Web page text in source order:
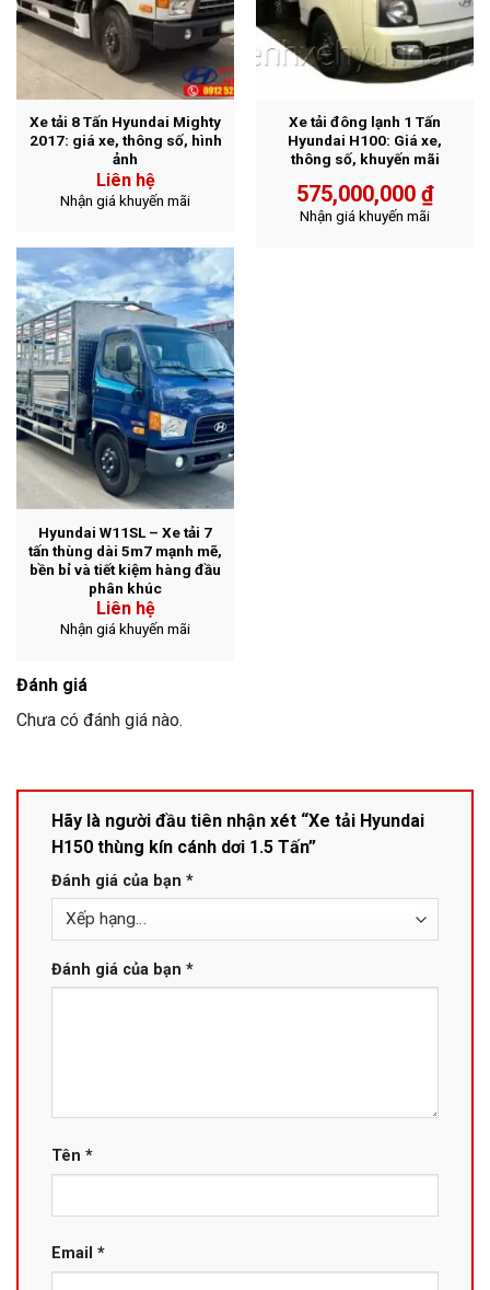
Xe tải 8 Tấn Hyundai Mighty
2017: giá xe, thông số, hình
ảnh
Liên hệ
Nhận giá khuyến mãi
Xe tải đông lạnh 1 Tấn
Hyundai H100: Giá xe,
thông số, khuyến mãi
575,000,000 ₫
Nhận giá khuyến mãi
Hyundai W11SL – Xe tải 7
tấn thùng dài 5m7 mạnh mẽ,
bền bỉ và tiết kiệm hàng đầu
phân khúc
Liên hệ
Nhận giá khuyến mãi
Đánh giá
Chưa có đánh giá nào.
Hãy là người đầu tiên nhận xét “Xe tải Hyundai
H150 thùng kín cánh dơi 1.5 Tấn”
Đánh giá của bạn *
Đánh giá của bạn *
Tên *
Email *